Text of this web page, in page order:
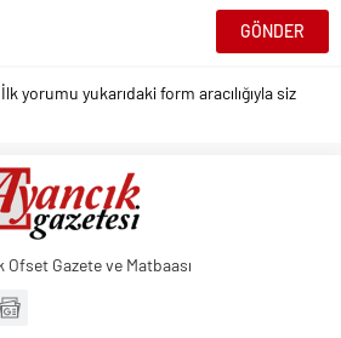
yorumu yukarıdaki form aracılığıyla siz
Ofset Gazete ve Matbaası